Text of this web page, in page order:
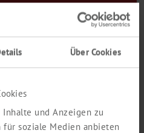
Über Cookies
Inhalte und Anzeigen zu
für soziale Medien anbieten
oder Sie haben noch keinen
Lieferprogramm: